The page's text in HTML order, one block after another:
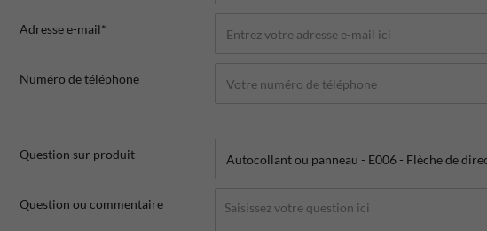
Adresse e-mail*
Numéro de téléphone
Question sur produit
Question ou commentaire